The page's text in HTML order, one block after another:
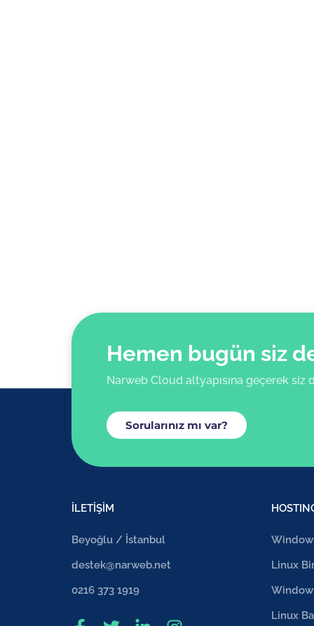
Hemen bugün siz
Narweb Cloud altyapısına geçerek
Sorularınız mı var?
İLETİŞİM
Beyoğlu / İstanbul
destek@narweb.net
0216 373 1919
Linux
Linux